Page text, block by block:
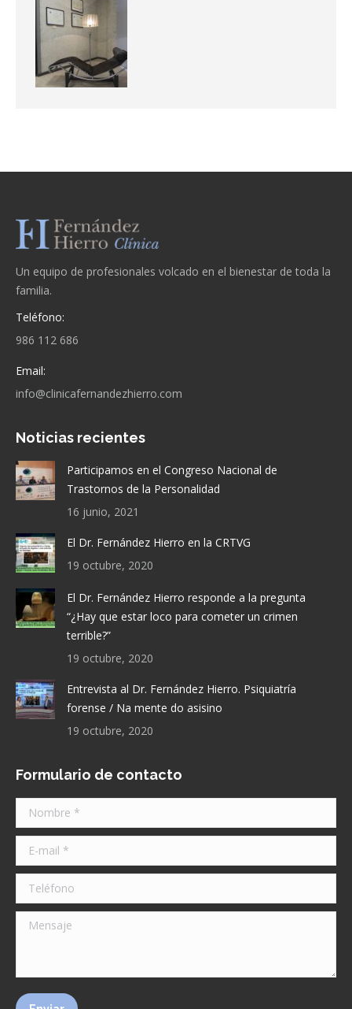
Un equipo de profesionales volcado en el bienestar de toda la
familia.
Teléfono:
986 112 686
Email:
info@clinicafernandezhierro.com
Noticias recientes
Participamos en el Congreso Nacional de
Trastornos de la Personalidad
16 junio, 2021
El Dr. Fernández Hierro en la CRTVG
19 octubre, 2020
El Dr. Fernández Hierro responde a la pregunta
“¿Hay que estar loco para cometer un crimen
terrible?”
19 octubre, 2020
Entrevista al Dr. Fernández Hierro. Psiquiatría
forense / Na mente do asisino
19 octubre, 2020
Formulario de contacto
Nombre *
E-mail *
Teléfono
Mensaje